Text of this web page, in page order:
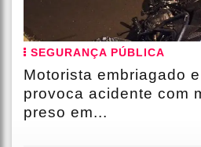
SEGURANÇA PÚBLICA
Motorista embriagado
provoca acidente com
preso em...